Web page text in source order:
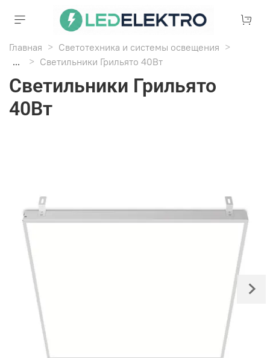
Главная
Светотехника и системы освещения
...
Светильники Грильято 40Вт
Светильники Грильято
40Вт